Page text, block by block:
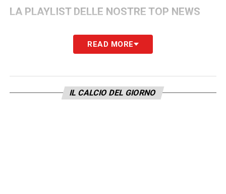
LA PLAYLIST DELLE NOSTRE TOP NEWS
READ MORE
IL CALCIO DEL GIORNO